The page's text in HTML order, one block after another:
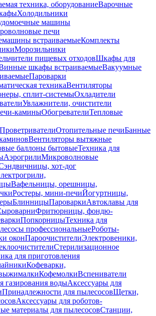
техника, оборудованиеВарочные
Холодильники
машины
печи
встраиваемыеКомплекты
Морозильники
пищевых отходовШкафы для
шкафы встраиваемыеВакуумные
Пароварки
техникаВентиляторы
сплит-системыОхладители
Увлажнители, очистители
каминыОбогревателиТепловые
ПроветривателиОтопительные печиБанные
Вентиляторы вытяжные
баллоны бытовыеТехника для
АэрогрилиМикроволновые
хот-дог
Вафельницы, орешницы,
Ростеры, мини-печиЙогуртницы,
БлинницыПароваркиАвтоклавы для
Фритюрницы, фондю-
ПопкорницыТехника для
профессиональныеРоботы-
оконПароочистителиЭлектровеники,
Стерилизационное
для приготовления
Кофеварки,
КофемолкиВспениватели
газирования водыАксессуары для
Принадлежности для пылесосовЩетки,
Аксессуары для роботов-
материалы для пылесосовСтанции,